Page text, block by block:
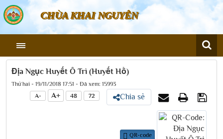
CHÙA KHAI NGUYÊN
Địa Ngục Huyết Ô Trì (Huyết Hồ)
Thứ hai - 19/11/2018 17:51 - Đã xem: 15993
A-
A+ 48 72 Chia sẻ
QR-code